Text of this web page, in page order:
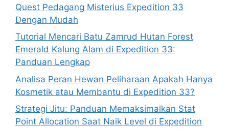
Quest Pedagang Misterius Expedition 33
Dengan Mudah
Tutorial Mencari Batu Zamrud Hutan Forest
Emerald Kalung Alam di Expedition 33:
Panduan Lengkap
Analisa Peran Hewan Peliharaan Apakah Hanya
Kosmetik atau Membantu di Expedition 33?
Strategi Jitu: Panduan Memaksimalkan Stat
Point Allocation Saat Naik Level di Expedition